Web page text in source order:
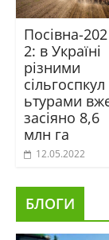
Посівна-202
2: в Україні
різними
сільгоспкул
ьтурами
засіяно 8,6
млн га
12.05.2022
БЛОГИ